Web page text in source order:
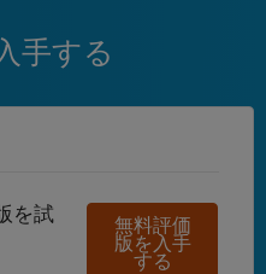
手する
を試
無料評価
版を入手
する